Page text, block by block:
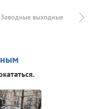
Заводные выходные